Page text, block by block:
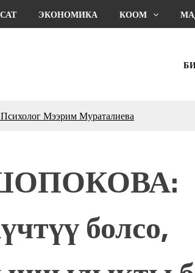
ЭКОНОМИКА КООМ
Мээрим Мураталиева
ТҮБӨЛҮК СИМВОЛУ
фонтанды көрүү үчүн
адам чогулду
& Light собрал более 20
“Уңгужол” темадагы
дагы катышса жакшы
болсо,